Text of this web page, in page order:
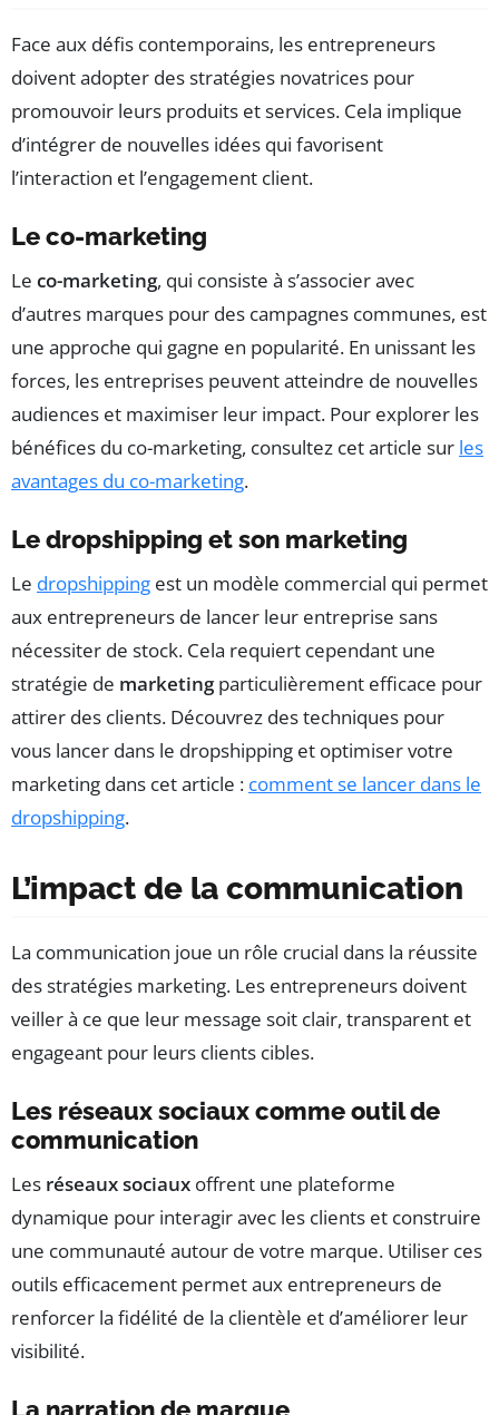
Face aux défis contemporains, les entrepreneurs
doivent adopter des stratégies novatrices pour
promouvoir leurs produits et services. Cela implique
d’intégrer de nouvelles idées qui favorisent
l’interaction et l’engagement client.
Le co-marketing
Le co-marketing, qui consiste à s’associer avec
d’autres marques pour des campagnes communes, est
une approche qui gagne en popularité. En unissant les
forces, les entreprises peuvent atteindre de nouvelles
audiences et maximiser leur impact. Pour explorer les
bénéfices du co-marketing, consultez cet article sur les
avantages du co-marketing.
Le dropshipping et son marketing
Le dropshipping est un modèle commercial qui permet
aux entrepreneurs de lancer leur entreprise sans
nécessiter de stock. Cela requiert cependant une
stratégie de marketingparticulièrement efficace pour
attirer des clients. Découvrez des techniques pour
vous lancer dans le dropshipping et optimiser votre
marketing dans cet article : comment se lancer dans le
dropshipping.
L’impact de la communication
La communication joue un rôle crucial dans la réussite
des stratégies marketing. Les entrepreneurs doivent
veiller à ce que leur message soit clair, transparent et
engageant pour leurs clients cibles.
Les réseaux sociaux comme outil de
communication
Les réseaux sociaux offrent une plateforme
dynamique pour interagir avec les clients et construire
une communauté autour de votre marque. Utiliser ces
outils efficacement permet aux entrepreneurs de
renforcer la fidélité de la clientèle et d’améliorer leur
visibilité.